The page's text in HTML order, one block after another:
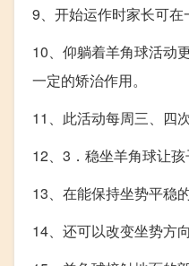
9、开始运作时家长可在
10、仰躺着羊角球活动
一定的矫治作用。
11、此活动每周三、四
12、3．稳坐羊角球让
13、在能保持坐势平稳
14、还可以改变坐势方